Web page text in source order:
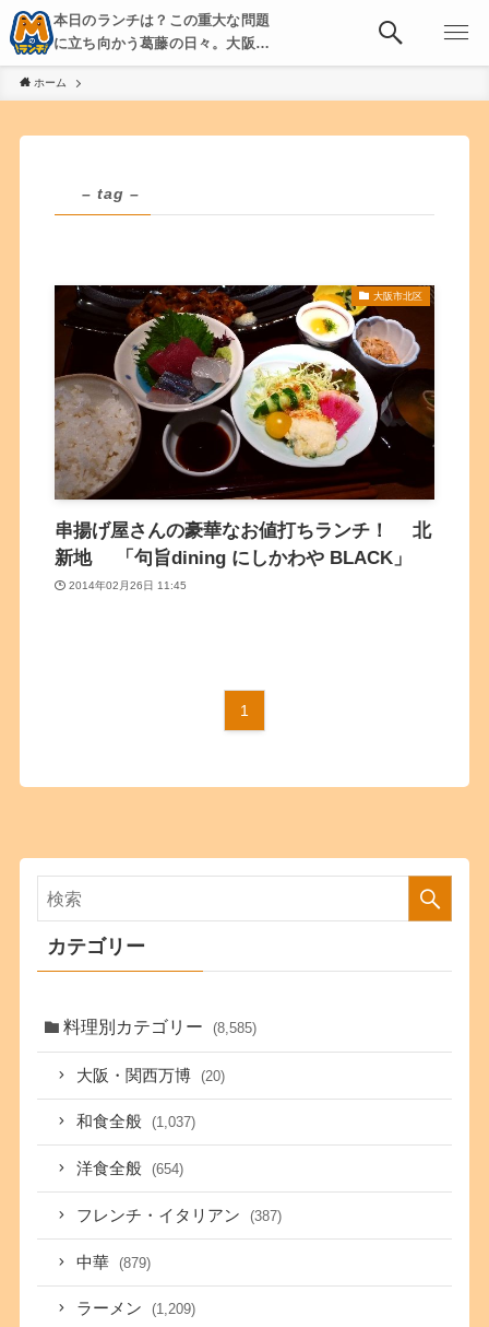
本日のランチは？この重大な問題
に立ち向かう葛藤の日々。大阪・
京都・神戸を中心とした食べ歩
き、飲み歩きを綴る。
ホーム
– tag –
大阪市北区
串揚げ屋さんの豪華なお値打ちランチ！ 北
新地 「句旨dining にしかわや BLACK」
2014年02月26日 11:45
1
カテゴリー
料理別カテゴリー (8,585)
大阪・関西万博 (20)
和食全般 (1,037)
洋食全般 (654)
フレンチ・イタリアン (387)
中華 (879)
ラーメン (1,209)